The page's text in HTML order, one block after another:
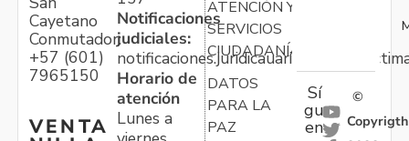
Cayetano
Conmutador:
+57 (601)
7965150
VENTA
Notificaciones
judiciales:
Horario de
atención
Lunes a
ATENCIÓN Y
SERVICIOS
CIUDADANÍA
DATOS
PARA LA
PAZ
Sí
gu
en
©
Copyrigth